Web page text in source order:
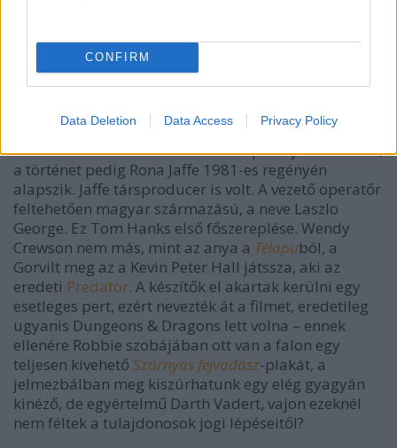
CONFIRM
Data Deletion Data Access Privacy Policy
Érdekességek: A rendező Steven Hilliard Stern, aki
számtalan tv-filmet és sorozatok epizódjait rendezte,
a történet pedig Rona Jaffe 1981-es regényén
alapszik. Jaffe társproducer is volt. A vezető operatőr
feltehetően magyar származású, a neve Laszlo
George. Ez Tom Hanks első főszereplése. Wendy
Crewson nem más, mint az anya a Télapuból, a
Gorvilt meg az a Kevin Peter Hall játssza, aki az
eredeti Predator. A készítők el akartak kerülni egy
esetleges pert, ezért nevezték át a filmet, eredetileg
ugyanis Dungeons & Dragons lett volna – ennek
ellenére Robbie szobájában ott van a falon egy
teljesen kivehető Szárnyas fejvadász-plakát, a
jelmezbálban meg kiszúrhatunk egy elég gyagyán
kinéző, de egyértelmű Darth Vadert, vajon ezeknél
nem féltek a tulajdonosok jogi lépéseitől?